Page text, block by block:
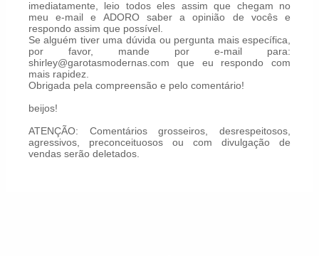
imediatamente, leio todos eles assim que chegam no
meu e-mail e ADORO saber a opinião de vocês e
respondo assim que possível.
Se alguém tiver uma dúvida ou pergunta mais específica,
por favor, mande por e-mail para:
shirley@garotasmodernas.com que eu respondo com
mais rapidez.
Obrigada pela compreensão e pelo comentário!
beijos!
ATENÇÃO: Comentários grosseiros, desrespeitosos,
agressivos, preconceituosos ou com divulgação de
vendas serão deletados.